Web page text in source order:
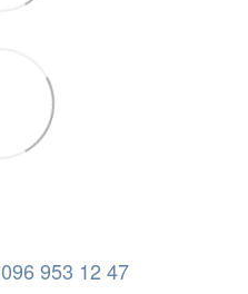
096 953 12 47